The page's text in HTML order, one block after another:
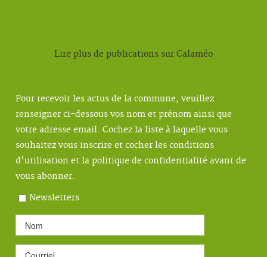
Lire plus de publications sur Calaméo
Pour recevoir les actus de la commune, veuillez
renseigner ci-dessous vos nom et prénom ainsi que
votre adresse email. Cochez la liste à laquelle vous
souhaitez vous inscrire et cocher les conditions
d'utilisation et la politique de confidentialité avant de
vous abonner.
Newsletters